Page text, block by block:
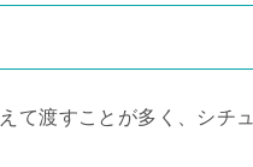
て渡すことが多く、シチ